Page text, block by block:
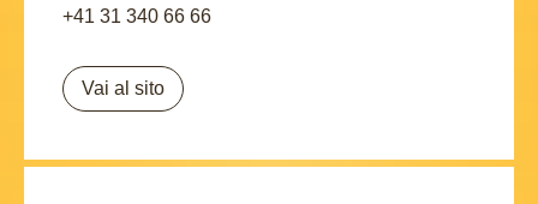
+41 31 340 66 66
Vai al sito